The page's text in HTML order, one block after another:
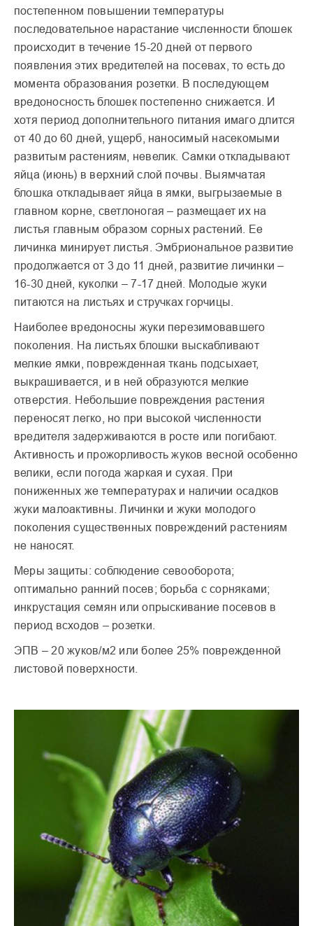
постепенном повышении температуры
последовательное нарастание численности блошек
происходит в течение 15-20 дней от первого
появления этих вредителей на посевах, то есть до
момента образования розетки. В последующем
вредоносность блошек постепенно снижается. И
хотя период дополнительного питания имаго длится
от 40 до 60 дней, ущерб, наносимый насекомыми
развитым растениям, невелик. Самки откладывают
яйца (июнь) в верхний слой почвы. Выямчатая
блошка откладывает яйца в ямки, выгрызаемые в
главном корне, светлоногая – размещает их на
листья главным образом сорных растений. Ее
личинка минирует листья. Эмбриональное развитие
продолжается от 3 до 11 дней, развитие личинки –
16-30 дней, куколки – 7-17 дней. Молодые жуки
питаются на листьях и стручках горчицы.
Наиболее вредоносны жуки перезимовавшего
поколения. На листьях блошки выскабливают
мелкие ямки, поврежденная ткань подсыхает,
выкрашивается, и в ней образуются мелкие
отверстия. Небольшие повреждения растения
переносят легко, но при высокой численности
вредителя задерживаются в росте или погибают.
Активность и прожорливость жуков весной особенно
велики, если погода жаркая и сухая. При
пониженных же температурах и наличии осадков
жуки малоактивны. Личинки и жуки молодого
поколения существенных повреждений растениям
не наносят.
Меры защиты: соблюдение севооборота;
оптимально ранний посев; борьба с сорняками;
инкрустация семян или опрыскивание посевов в
период всходов – розетки.
ЭПВ – 20 жуков/м2 или более 25% поврежденной
листовой поверхности.